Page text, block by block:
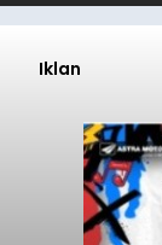
Iklan